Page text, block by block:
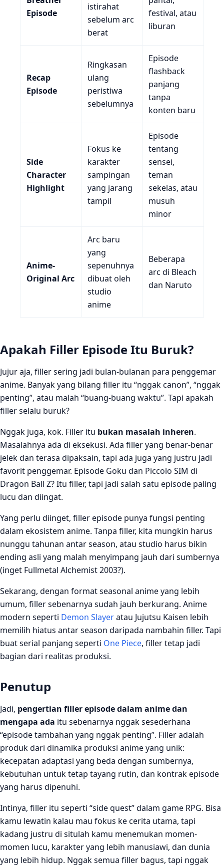
Episode
istirahat
sebelum arc
berat
festival, atau
liburan
Recap
Episode
Ringkasan
ulang
peristiwa
sebelumnya
Episode
flashback
panjang
tanpa
konten baru
Side
Character
Highlight
Fokus ke
karakter
sampingan
yang jarang
tampil
Episode
tentang
sensei,
teman
sekelas, atau
musuh
minor
Anime-
Original Arc
Arc baru
yang
sepenuhnya
dibuat oleh
studio
anime
Beberapa
arc di Bleach
dan Naruto
Apakah Filler Episode Itu Buruk?
Jujur aja, filler sering jadi bulan-bulanan para penggemar
anime. Banyak yang bilang filler itu “nggak canon”, “nggak
penting”, atau malah “buang-buang waktu”. Tapi apakah
filler selalu buruk?
Nggak juga, kok. Filler itu bukan masalah inheren.
Masalahnya ada di eksekusi. Ada filler yang benar-benar
jelek dan terasa dipaksain, tapi ada juga yang justru jadi
favorit penggemar. Episode Goku dan Piccolo SIM di
Dragon Ball Z? Itu filler, tapi jadi salah satu episode paling
lucu dan diingat.
Yang perlu diinget, filler episode punya fungsi penting
dalam ekosistem anime. Tanpa filler, kita mungkin harus
nunggu tahunan antar season, atau studio harus bikin
ending asli yang malah menyimpang jauh dari sumbernya
(inget Fullmetal Alchemist 2003?).
Sekarang, dengan format seasonal anime yang lebih
umum, filler sebenarnya sudah jauh berkurang. Anime
modern seperti Demon Slayeratau Jujutsu Kaisen lebih
memilih hiatus antar season daripada nambahin filler. Tapi
buat serial panjang seperti One Piece, filler tetap jadi
bagian dari realitas produksi.
Penutup
Jadi, pengertian filler episode dalam anime dan
mengapa ada itu sebenarnya nggak sesederhana
“episode tambahan yang nggak penting”. Filler adalah
produk dari dinamika produksi anime yang unik:
kecepatan adaptasi yang beda dengan sumbernya,
kebutuhan untuk tetap tayang rutin, dan kontrak episode
yang harus dipenuhi.
Intinya, filler itu seperti “side quest” dalam game RPG. Bisa
kamu lewatin kalau mau fokus ke cerita utama, tapi
kadang justru di situlah kamu menemukan momen-
momen lucu, karakter yang lebih manusiawi, dan dunia
yang lebih hidup. Nggak semua filler bagus, tapi nggak